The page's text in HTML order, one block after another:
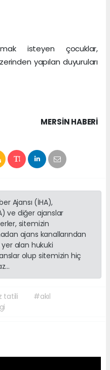
isteyen çocuklar,
yapılan duyuruları
MERSIN HABERİ
Ajansı (İHA),
ve diğer ajanslar
sitemizin
ajans kanallarından
alan hukuki
olup sitemizin hiç
tatili
#akıl